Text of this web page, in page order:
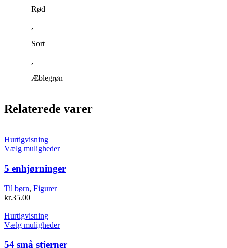
Rød
,
Sort
,
Æblegrøn
Relaterede varer
Hurtigvisning
Vælg mulighederDette
har
flere
varesiden
5 enhjørninger
Til børn, Figurer
kr.35.00
Hurtigvisning
Vælg mulighederDette
har
54 små stjerner